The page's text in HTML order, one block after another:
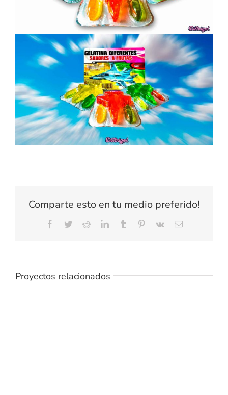
Comparte esto en tu medio preferido!
Facebook
TwitterRedditLinkedInTumblr Pinterest
Vk
Correo
Proyectos relacionados